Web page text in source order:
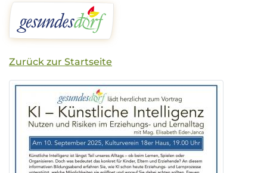
Zurück zur Startseite